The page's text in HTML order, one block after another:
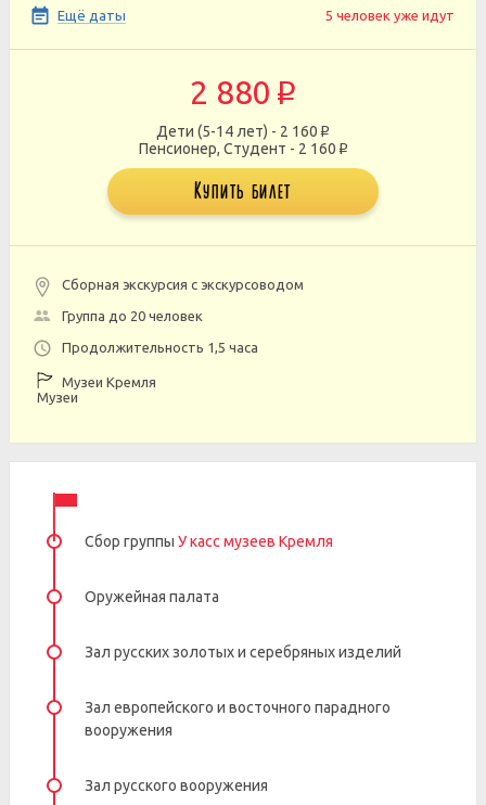
Ещё даты 5 человек уже идут
2 880 p
Дети (5-14 лет) - 2 160 p
Пенсионер, Студент - 2 160 p
Купить билет
Сборная экскурсия с экскурсоводом
Группа до 20 человек
Продолжительность 1,5 часа
Музеи Кремля
Музеи
Сбор группы У касс музеев Кремля
Оружейная палата
Зал русских золотых и серебряных изделий
Зал европейского и восточного парадного
вооружения
Зал русского вооружения